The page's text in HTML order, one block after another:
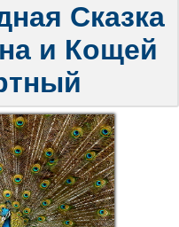
Сказка
и Кощей